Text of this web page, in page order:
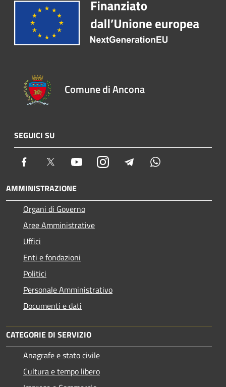
Comune di Ancona
SEGUICI SU
Facebook Twitter YoutubeInstagram Telegram
AMMINISTRAZIONE
Organi di Governo
Aree Amministrative
Uffici
Enti e fondazioni
Politici
Personale Amministrativo
Documenti e dati
CATEGORIE DI SERVIZIO
Anagrafe e stato civile
Cultura e tempo libero